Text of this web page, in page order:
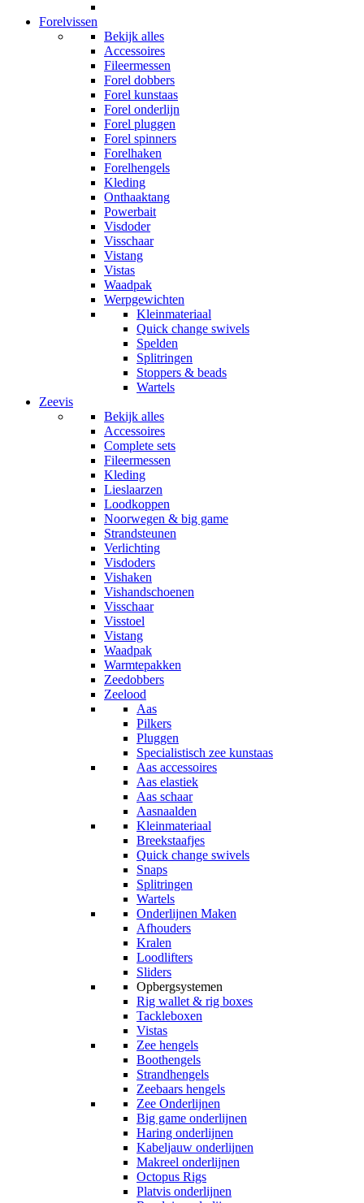
Forelvissen
Bekijk alles
Accessoires
Fileermessen
Forel dobbers
Forel kunstaas
Forel onderlijn
Forel pluggen
Forel spinners
Forelhaken
Forelhengels
Kleding
Onthaaktang
Powerbait
Visdoder
Visschaar
Vistang
Vistas
Waadpak
Werpgewichten
Kleinmateriaal
Quick change swivels
Spelden
Splitringen
Stoppers & beads
Wartels
Zeevis
Bekijk alles
Accessoires
Complete sets
Fileermessen
Kleding
Lieslaarzen
Loodkoppen
Noorwegen & big game
Strandsteunen
Verlichting
Visdoders
Vishaken
Vishandschoenen
Visschaar
Visstoel
Vistang
Waadpak
Warmtepakken
Zeedobbers
Zeelood
Aas
Pilkers
Pluggen
Specialistisch zee kunstaas
Aas accessoires
Aas elastiek
Aas schaar
Aasnaalden
Kleinmateriaal
Breekstaafjes
Quick change swivels
Snaps
Splitringen
Wartels
Onderlijnen Maken
Afhouders
Kralen
Loodlifters
Sliders
Opbergsystemen
Rig wallet & rig boxes
Tackleboxen
Vistas
Zee hengels
Boothengels
Strandhengels
Zeebaars hengels
Zee Onderlijnen
Big game onderlijnen
Haring onderlijnen
Kabeljauw onderlijnen
Makreel onderlijnen
Octopus Rigs
Platvis onderlijnen